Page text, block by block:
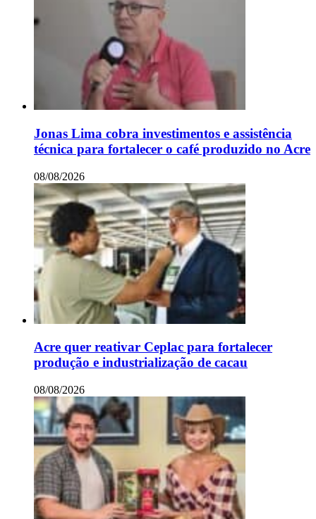
Jonas Lima cobra investimentos e assistência
técnica para fortalecer o café produzido no Acre
08/08/2026
Acre quer reativar Ceplac para fortalecer
produção e industrialização de cacau
08/08/2026